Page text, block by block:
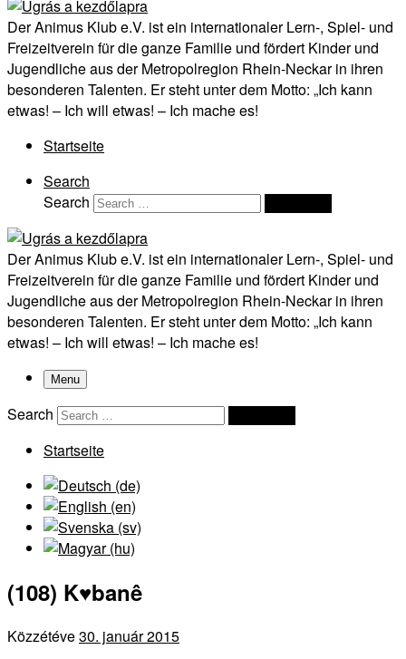
Der Animus Klub e.V. ist ein internationaler Lern-, Spiel- und
Freizeitverein für die ganze Familie und fördert Kinder und
Jugendliche aus der Metropolregion Rhein-Neckar in ihren
besonderen Talenten. Er steht unter dem Motto: „Ich kann
etwas! – Ich will etwas! – Ich mache es!
Startseite
Search
Search
Der Animus Klub e.V. ist ein internationaler Lern-, Spiel- und
Freizeitverein für die ganze Familie und fördert Kinder und
Jugendliche aus der Metropolregion Rhein-Neckar in ihren
besonderen Talenten. Er steht unter dem Motto: „Ich kann
etwas! – Ich will etwas! – Ich mache es!
Menu
Search
Startseite
(108) K♥banê
Közzétéve30. január 2015